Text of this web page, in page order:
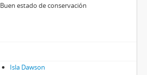
Buen estado de conservación
Isla Dawson